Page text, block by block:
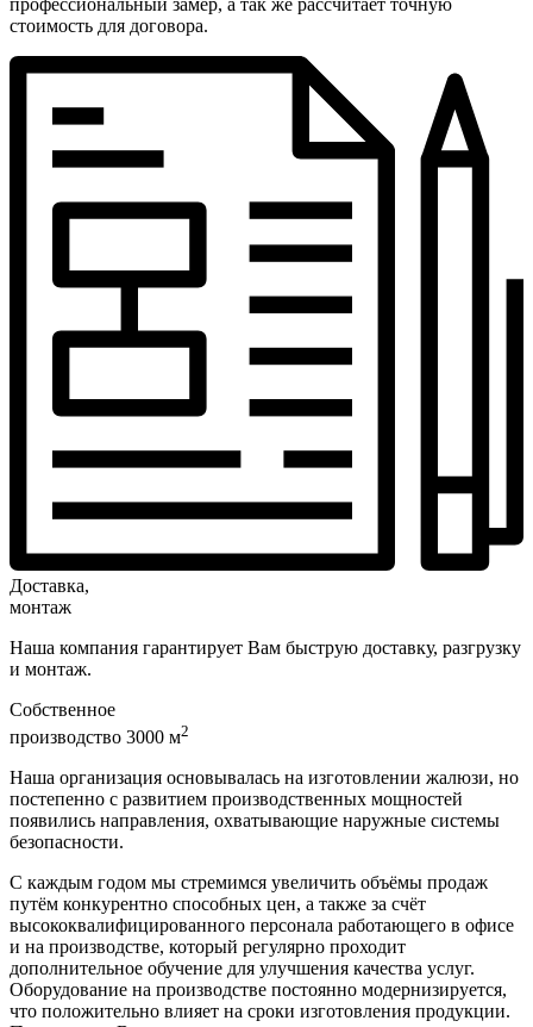
профессиональный замер, а так же рассчитает точную
стоимость для договора.
Доставка,
монтаж
Наша компания гарантирует Вам быструю доставку, разгрузку
и монтаж.
Собственное
производство 3000 м2
Наша организация основывалась на изготовлении жалюзи, но
постепенно с развитием производственных мощностей
появились направления, охватывающие наружные системы
безопасности.
С каждым годом мы стремимся увеличить объёмы продаж
путём конкурентно способных цен, а также за счёт
высококвалифицированного персонала работающего в офисе
и на производстве, который регулярно проходит
дополнительное обучение для улучшения качества услуг.
Оборудование на производстве постоянно модернизируется,
что положительно влияет на сроки изготовления продукции.